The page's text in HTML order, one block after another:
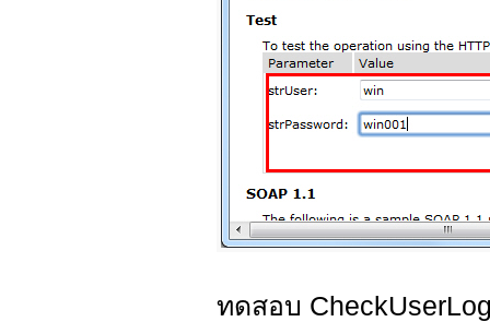
ทดสอบ